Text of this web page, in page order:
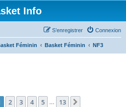
Info
Connexion
S’enregistrer
Féminin Basket Féminin NF3
1sur13
2 3 4 5 13